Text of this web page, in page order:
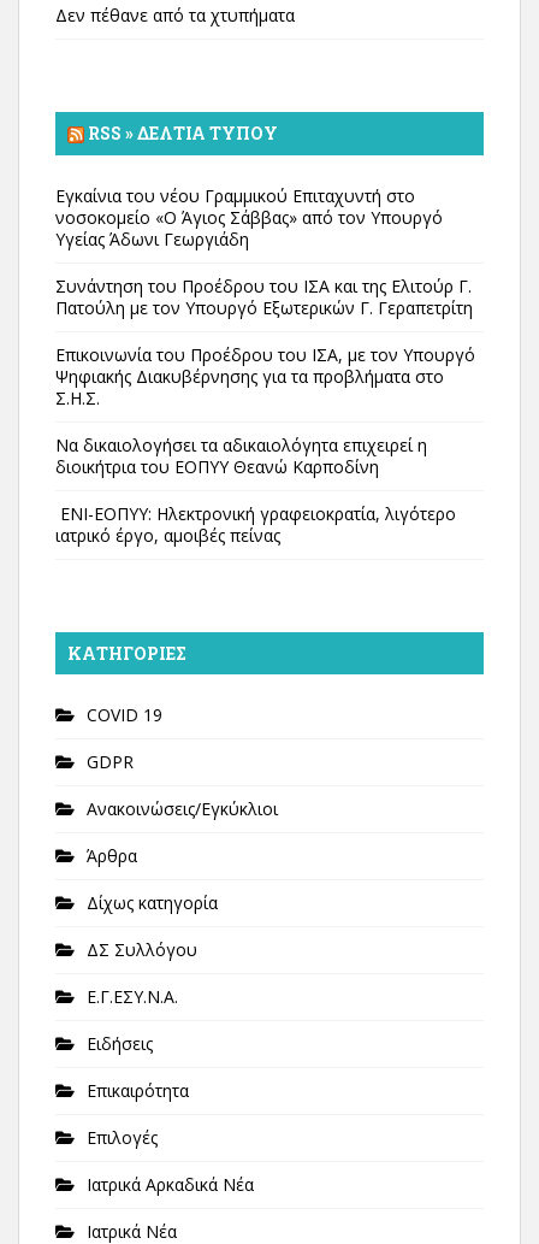
Δεν πέθανε από τα χτυπήματα
RSS » ΔΕΛΤΊΑ ΤΎΠΟΥ
Εγκαίνια του νέου Γραμμικού Επιταχυντή στο
νοσοκομείο «Ο Άγιος Σάββας» από τον Υπουργό
Υγείας Άδωνι Γεωργιάδη
Συνάντηση του Προέδρου του ΙΣΑ και της Ελιτούρ Γ.
Πατούλη με τον Υπουργό Εξωτερικών Γ. Γεραπετρίτη
Επικοινωνία του Προέδρου του ΙΣΑ, με τον Υπουργό
Ψηφιακής Διακυβέρνησης για τα προβλήματα στο
Σ.Η.Σ.
Να δικαιολογήσει τα αδικαιολόγητα επιχειρεί η
διοικήτρια του ΕΟΠΥΥ Θεανώ Καρποδίνη
ΕΝΙ-ΕΟΠΥΥ: Ηλεκτρονική γραφειοκρατία, λιγότερο
ιατρικό έργο, αμοιβές πείνας
KΑΤΗΓΟΡΊΕΣ
COVID 19
GDPR
Ανακοινώσεις/Εγκύκλιοι
Άρθρα
Δίχως κατηγορία
ΔΣ Συλλόγου
Ε.Γ.ΕΣΥ.Ν.Α.
Ειδήσεις
Επικαιρότητα
Επιλογές
Ιατρικά Αρκαδικά Νέα
Ιατρικά Νέα